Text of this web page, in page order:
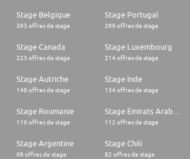
Stage Belgique
393 offres de stage
Stage Portugal
299 offres de stage
Stage Canada
223 offres de stage
Stage Luxembourg
214 offres de stage
Stage Autriche
148 offres de stage
Stage Inde
134 offres de stage
Stage Roumanie
116 offres de stage 112 offres de stage
Stage Argentine
98 offres de stage
Stage Chili
82 offres de stage